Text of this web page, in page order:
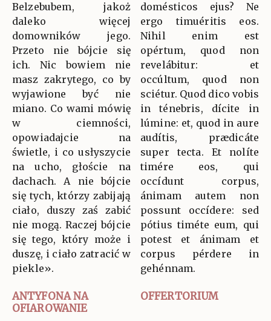
Belzebubem, jakoż
daleko więcej
domowników jego.
Przeto nie bójcie się
ich. Nic bowiem nie
masz zakrytego, co by
wyjawione być nie
miano. Co wami mówię
w ciemności,
opowiadajcie na
świetle, i co usłyszycie
na ucho, głoście na
dachach. A nie bójcie
się tych, którzy zabijają
ciało, duszy zaś zabić
nie mogą. Raczej bójcie
się tego, który może i
duszę, i ciało zatracić w
piekle».
domésticos ejus? Ne
ergo timuéritis eos.
Nihil enim est
opértum, quod non
revelábitur: et
occúltum, quod non
sciétur. Quod dico vobis
in ténebris, dícite in
lúmine: et, quod in aure
audítis, prædicáte
super tecta. Et nolíte
timére eos, qui
occídunt corpus,
ánimam autem non
possunt occídere: sed
pótius timéte eum, qui
potest et ánimam et
corpus pérdere in
gehénnam.
ANTYFONA NA
OFIAROWANIE
OFFERTORIUM